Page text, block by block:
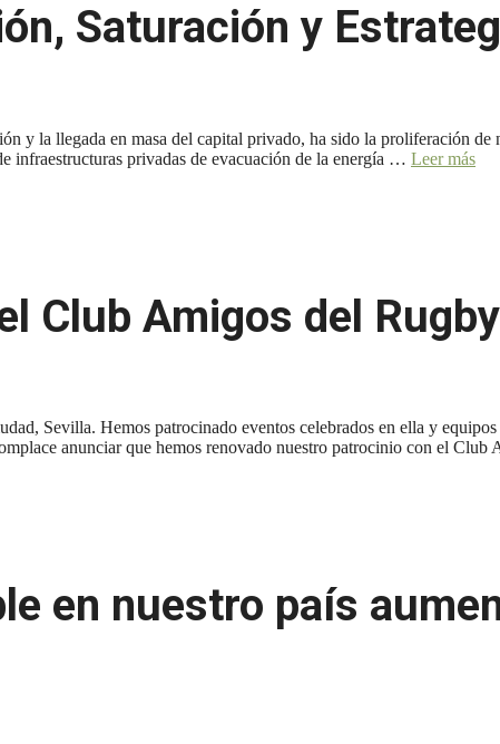
Saturación y
y la llegada en masa del capital privado, ha sido la proliferación de
infraestructuras privadas de evacuación de la energía … Leer más
Club Amigos del Rugby
Sevilla. Hemos patrocinado eventos celebrados en ella y
anunciar que hemos renovado nuestro patrocinio con el
en nuestro país